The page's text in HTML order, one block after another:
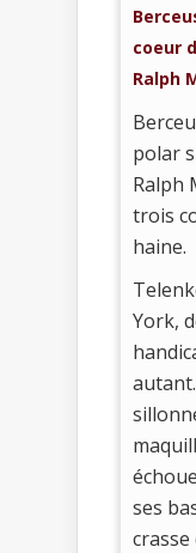
coeur
Ralph
polar
Ralph
trois
haine.
York,
ses